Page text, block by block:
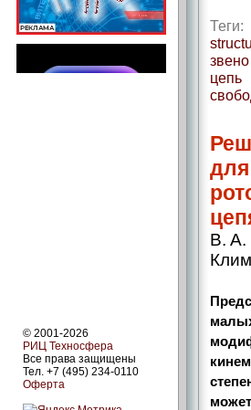
© 2001-2026
РИЦ Техносфера
Все права защищены
Тел. +7 (495) 234-0110
Оферта
Теги:
звено
цепь
В. А.